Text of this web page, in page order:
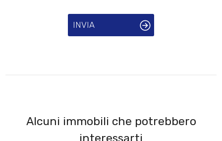
INVIA
Alcuni immobili che potrebbero
interessarti